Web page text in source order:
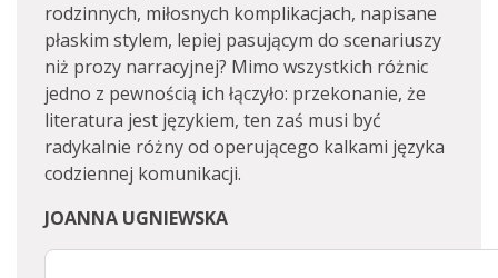
rodzinnych, miłosnych komplikacjach, napisane
płaskim stylem, lepiej pasującym do scenariuszy
niż prozy narracyjnej? Mimo wszystkich różnic
jedno z pewnością ich łączyło: przekonanie, że
literatura jest językiem, ten zaś musi być
radykalnie różny od operującego kalkami języka
codziennej komunikacji.
JOANNA UGNIEWSKA